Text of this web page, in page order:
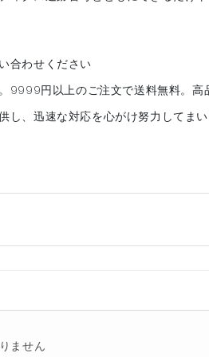
合わせください
9999円以上のご注文で送料無料。高
し、迅速な対応を心がけ努力してまい
ません